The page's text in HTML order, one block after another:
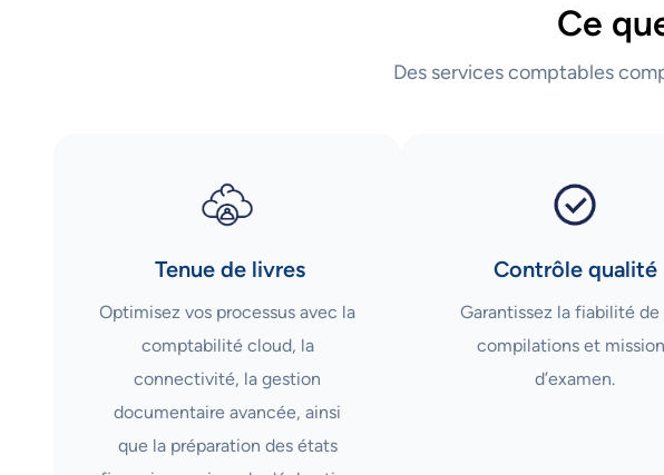
Ce
Des services comptables
Tenue de livres
Optimisez vos processus avec la
comptabilité cloud, la
connectivité, la gestion
documentaire avancée, ainsi
que la préparation des états
Contrôle qualité
Garantissez la fiabilité de
compilations et
d’examen.